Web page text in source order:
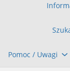
Pomoc / Uwagi